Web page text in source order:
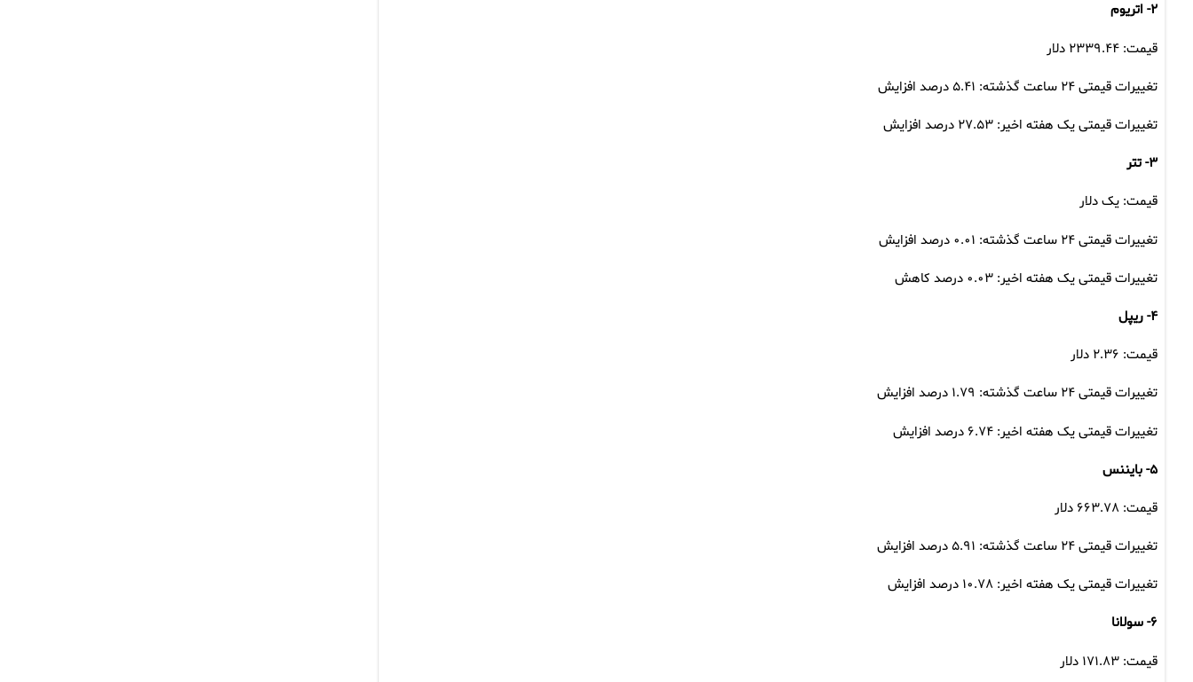
۲- اتریوم
قیمت: ۲۳۳۹.۴۴ دلار
تغییرات قیمتی ۲۴ ساعت گذشته: ۵.۴۱ درصد افزایش
تغییرات قیمتی یک هفته اخیر: ۲۷.۵۳ درصد افزایش
۳- تتر
قیمت: یک دلار
تغییرات قیمتی ۲۴ ساعت گذشته: ۰.۰۱ درصد افزایش
تغییرات قیمتی یک هفته اخیر: ۰.۰۳ درصد کاهش
۴- ریپل
قیمت: ۲.۳۶ دلار
تغییرات قیمتی ۲۴ ساعت گذشته: ۱.۷۹ درصد افزایش
تغییرات قیمتی یک هفته اخیر: ۶.۷۴ درصد افزایش
۵- بایننس
قیمت: ۶۶۳.۷۸ دلار
تغییرات قیمتی ۲۴ ساعت گذشته: ۵.۹۱ درصد افزایش
تغییرات قیمتی یک هفته اخیر: ۱۰.۷۸ درصد افزایش
۶- سولانا
قیمت: ۱۷۱.۸۳ دلار